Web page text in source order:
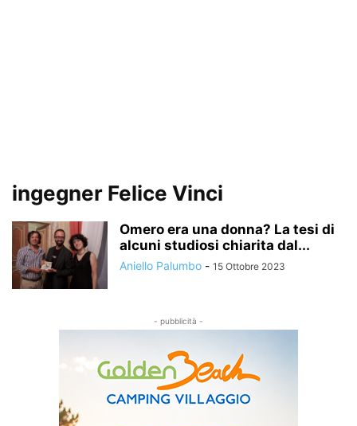
ingegner Felice Vinci
Omero era una donna? La tesi di
alcuni studiosi chiarita dal...
Aniello Palumbo - 15 Ottobre 2023
- pubblicità -